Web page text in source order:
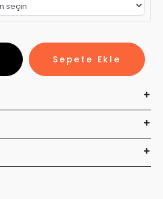
Sepete Ekle